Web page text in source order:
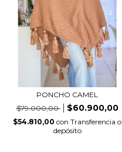
PONCHO CAMEL
$79.000,00
$60.900,00
$54.810,00 con Transferencia o
depósito